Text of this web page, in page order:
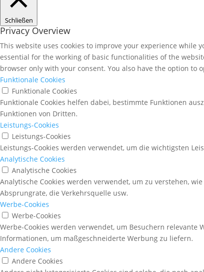
Schließen
Privacy Overview
This website uses cookies to improve your experience while
essential for the working of basic functionalities of the
browser only with your consent. You also have the option to
Funktionale Cookies
Funktionale Cookies
Funktionale Cookies helfen dabei, bestimmte Funktionen
Funktionen von Dritten.
Leistungs-Cookies
Leistungs-Cookies
Leistungs-Cookies werden verwendet, um die wichtigsten
Analytische Cookies
Analytische Cookies
Analytische Cookies werden verwendet, um zu verstehen,
Absprungrate, die Verkehrsquelle usw.
Werbe-Cookies
Werbe-Cookies
Werbe-Cookies werden verwendet, um Besuchern
Informationen, um maßgeschneiderte Werbung zu liefern.
Andere Cookies
Andere Cookies